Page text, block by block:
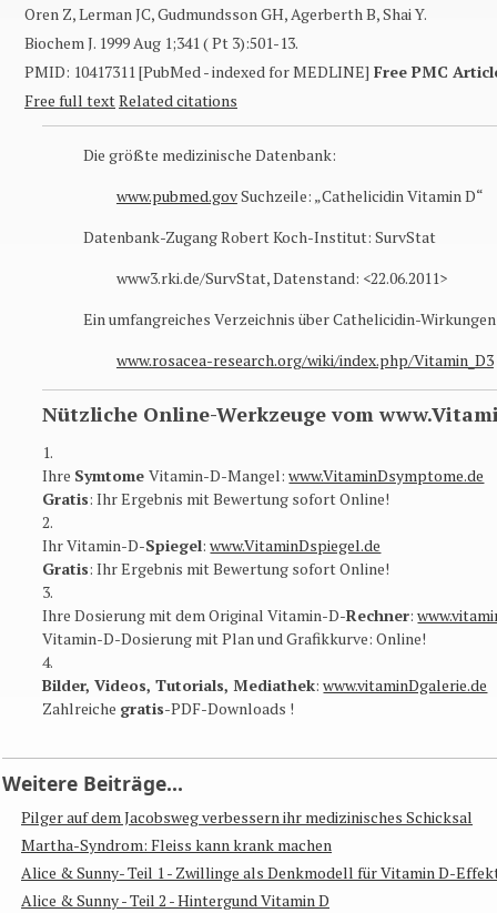
Oren Z, Lerman JC, Gudmundsson GH, Agerberth B, Shai Y.
Biochem J. 1999 Aug 1;341 ( Pt 3):501-13.
PMID: 10417311 [PubMed - indexed for MEDLINE] Free PMC
Free full textRelated citations
Die größte medizinische Datenbank:
www.pubmed.govSuchzeile: „Cathelicidin Vitamin D“
Datenbank-Zugang Robert Koch-Institut: SurvStat
www3.rki.de/SurvStat, Datenstand: <22.06.2011>
Ein umfangreiches Verzeichnis über Cathelicidin-
www.rosacea-research.org/wiki/index.php/Vitamin_D3
Nützliche Online-Werkzeuge vom
1.
Ihre SymtomeVitamin-D-Mangel:www.VitaminDsymptome.de
Gratis: Ihr Ergebnis mit Bewertung sofort Online​!
2.
Ihr Vitamin-D-Spiegel:www.VitaminDspiegel.de
Gratis: Ihr Ergebnis mit Bewertung sofort Online​!
3.
Ihre Dosierung mit dem Original Vitamin-D-Rechner:
Vitamin-D-Dosierung mit Plan und Grafikkurve: Online​!
4.
Bilder, Videos, Tutorials, Mediathek:www.vitaminDgalerie.de
Zahlreiche gratis-PDF-Downloads !
Weitere Beiträge...
Pilger auf dem Jacobsweg verbessern ihr medizinisches Schicksal
Martha-Syndrom: Fleiss kann krank machen
Alice & Sunny- Teil 1 - Zwillinge als Denkmodell für Vitamin D-
Alice & Sunny - Teil 2 - Hintergund Vitamin D